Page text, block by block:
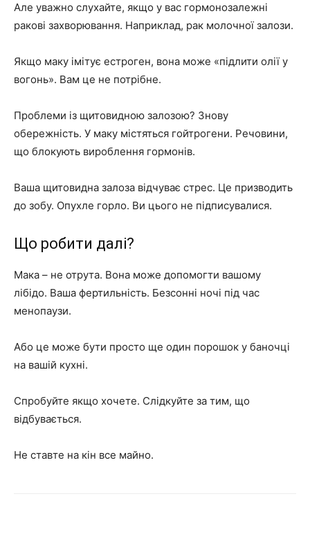
Але уважно слухайте, якщо у вас гормонозалежні
ракові захворювання. Наприклад, рак молочної залози.
Якщо маку імітує естроген, вона може «підлити олії у
вогонь». Вам це не потрібне.
Проблеми із щитовидною залозою? Знову
обережність. У маку містяться гойтрогени. Речовини,
що блокують вироблення гормонів.
Ваша щитовидна залоза відчуває стрес. Це призводить
до зобу. Опухле горло. Ви цього не підписувалися.
Що робити далі?
Мака – не отрута. Вона може допомогти вашому
лібідо. Ваша фертильність. Безсонні ночі під час
менопаузи.
Або це може бути просто ще один порошок у баночці
на вашій кухні.
Спробуйте якщо хочете. Слідкуйте за тим, що
відбувається.
Не ставте на кін все майно.